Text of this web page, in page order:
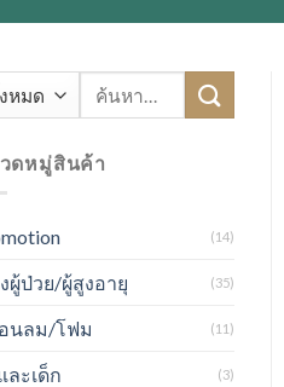
ค้นหา:
ดหมู่สินค้า
(14)
งผู้ป่วย/ผู้สูงอายุ (35)
นลม/โฟม (11)
ละเด็ก (3)